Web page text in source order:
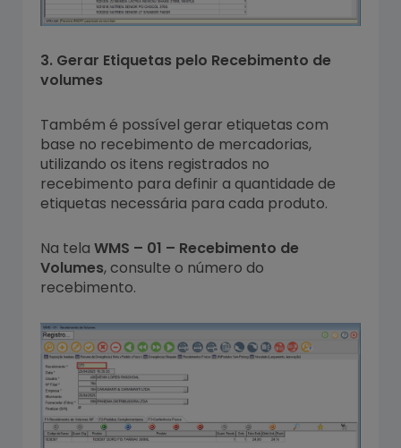
3. Gerar Etiquetas pelo Recebimento de
volumes
Também é possível gerar etiquetas com
base no recebimento de mercadorias,
utilizando os itens registrados no
recebimento para definir a quantidade de
etiquetas necessária para cada produto.
Na tela WMS – 01 – Recebimento de
Volumes, consulte o número do
recebimento.